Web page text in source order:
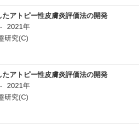
アトピー性皮膚炎評価法の開発
-
2021年
研究(C)
アトピー性皮膚炎評価法の開発
-
2021年
研究(C)